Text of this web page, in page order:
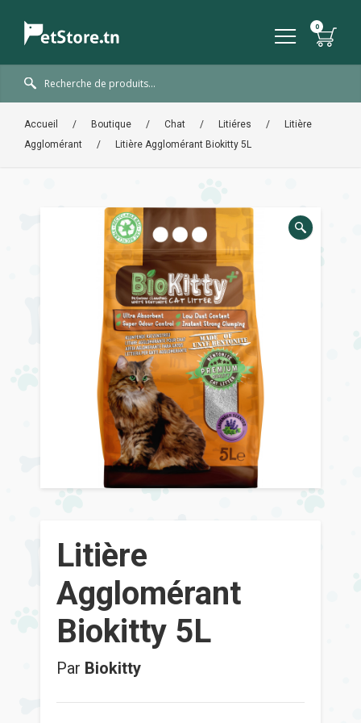
Accueil / Boutique / Chat / Litiéres /
Litière
Agglomérant
/ Litière Agglomérant Biokitty 5L
🔍
Litière
Agglomérant
Biokitty 5L
Par Biokitty